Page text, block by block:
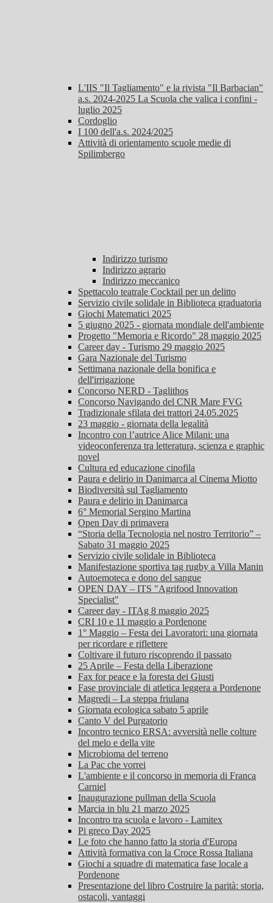
L'IIS "Il Tagliamento" e la rivista "Il Barbacian"
a.s. 2024-2025 La Scuola che valica i confini -
luglio 2025
Cordoglio
I 100 dell'a.s. 2024/2025
Attività di orientamento scuole medie di
Spilimbergo
Indirizzo turismo
Indirizzo agrario
Indirizzo meccanico
Spettacolo teatrale Cocktail per un delitto
Servizio civile solidale in Biblioteca graduatoria
Giochi Matematici 2025
5 giugno 2025 - giornata mondiale dell'ambiente
Progetto "Memoria e Ricordo" 28 maggio 2025
Career day - Turismo 29 maggio 2025
Gara Nazionale del Turismo
Settimana nazionale della bonifica e
dell'irrigazione
Concorso NERD - Taglithos
Concorso Navigando del CNR Mare FVG
Tradizionale sfilata dei trattori 24.05.2025
23 maggio - giornata della legalità
Incontro con l’autrice Alice Milani: una
videoconferenza tra letteratura, scienza e graphic
novel
Cultura ed educazione cinofila
Paura e delirio in Danimarca al Cinema Miotto
Biodiversità sul Tagliamento
Paura e delirio in Danimarca
6° Memorial Sergino Martina
Open Day di primavera
“Storia della Tecnologia nel nostro Territorio” –
Sabato 31 maggio 2025
Servizio civile solidale in Biblioteca
Manifestazione sportiva tag rugby a Villa Manin
Autoemoteca e dono del sangue
OPEN DAY – ITS "Agrifood Innovation
Specialist"
Career day - ITAg 8 maggio 2025
CRI 10 e 11 maggio a Pordenone
1° Maggio – Festa dei Lavoratori: una giornata
per ricordare e riflettere
Coltivare il futuro riscoprendo il passato
25 Aprile – Festa della Liberazione
Fax for peace e la foresta dei Giusti
Fase provinciale di atletica leggera a Pordenone
Magredi – La steppa friulana
Giornata ecologica sabato 5 aprile
Canto V del Purgatorio
Incontro tecnico ERSA: avversità nelle colture
del melo e della vite
Microbioma del terreno
La Pac che vorrei
L'ambiente e il concorso in memoria di Franca
Carniel
Inaugurazione pullman della Scuola
Marcia in blu 21 marzo 2025
Incontro tra scuola e lavoro - Lamitex
Pi greco Day 2025
Le foto che hanno fatto la storia d'Europa
Attività formativa con la Croce Rossa Italiana
Giochi a squadre di matematica fase locale a
Pordenone
Presentazione del libro Costruire la parità: storia,
ostacoli, vantaggi